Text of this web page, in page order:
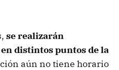
se realizarán
distintos puntos de la
aún no tiene horario